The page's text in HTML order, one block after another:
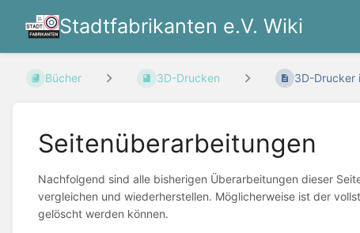
Stadtfabrikanten e.V. Wiki
Bücher 3D-Drucken 3D-Drucker
Seitenüberarbeitungen
Nachfolgend sind alle bisherigen Überarbeitungen dieser
vergleichen und wiederherstellen. Möglicherweise ist der
gelöscht werden können.